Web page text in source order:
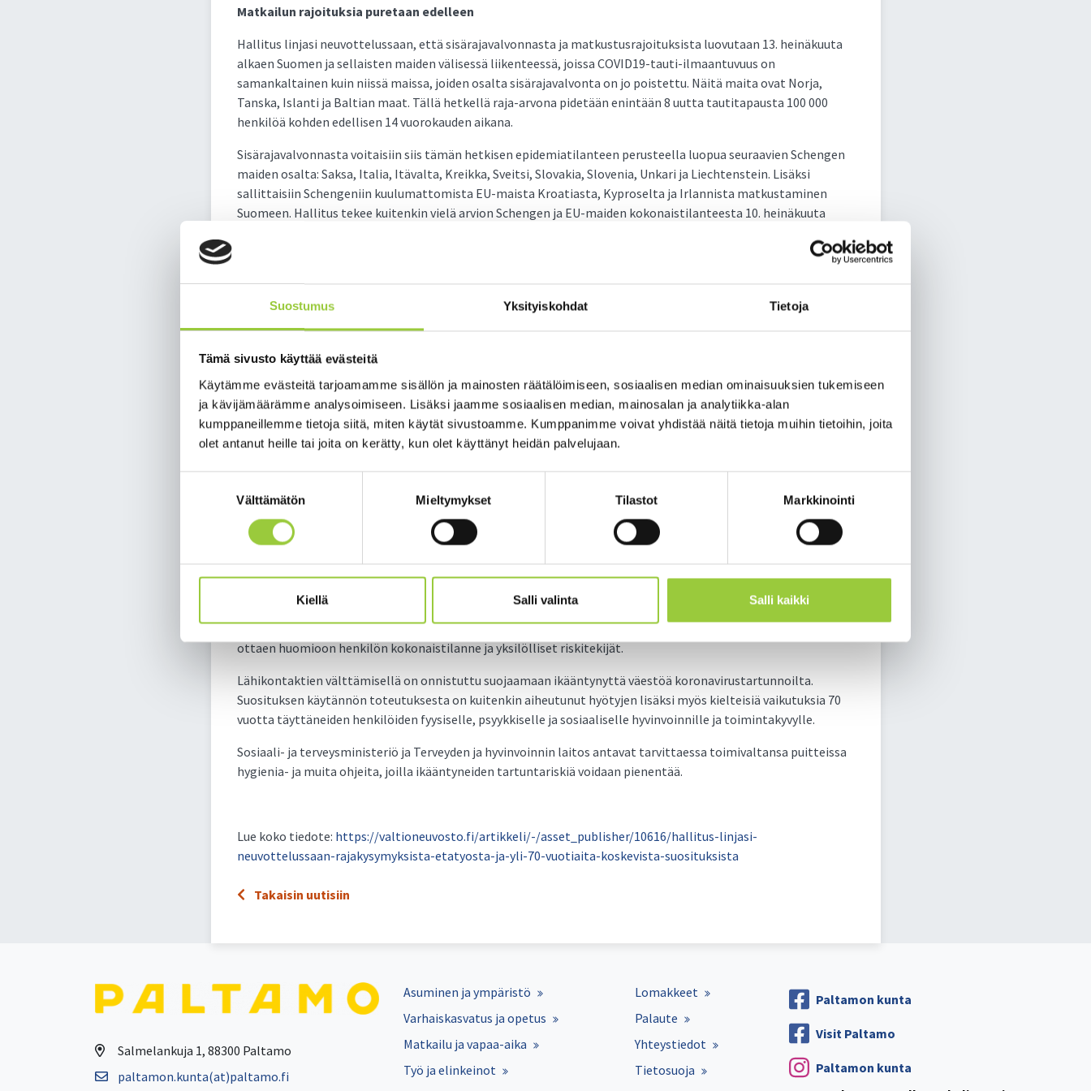
Suostumus Yksityiskohdat Tietoja
Tämä sivusto käyttää evästeitä
Käytämme evästeitä tarjoamamme sisällön ja mainosten räätälöimiseen, sosiaalisen median ominaisuuksien tukemiseen
ja kävijämäärämme analysoimiseen. Lisäksi jaamme sosiaalisen median, mainosalan ja analytiikka-alan
kumppaneillemme tietoja siitä, miten käytät sivustoamme. Kumppanimme voivat yhdistää näitä tietoja muihin tietoihin, joita
olet antanut heille tai joita on kerätty, kun olet käyttänyt heidän palvelujaan.
Välttämätön Mieltymykset Tilastot Markkinointi
Kiellä Salli valinta Salli kaikki
Matkailun rajoituksia puretaan edelleen
Hallitus linjasi neuvottelussaan, että sisärajavalvonnasta ja matkustusrajoituksista luovutaan 13. heinäkuuta
alkaen Suomen ja sellaisten maiden välisessä liikenteessä, joissa COVID19-tauti-ilmaantuvuus on
samankaltainen kuin niissä maissa, joiden osalta sisärajavalvonta on jo poistettu. Näitä maita ovat Norja,
Tanska, Islanti ja Baltian maat. Tällä hetkellä raja-arvona pidetään enintään 8 uutta tautitapausta 100 000
henkilöä kohden edellisen 14 vuorokauden aikana.
Sisärajavalvonnasta voitaisiin siis tämän hetkisen epidemiatilanteen perusteella luopua seuraavien Schengen
maiden osalta: Saksa, Italia, Itävalta, Kreikka, Sveitsi, Slovakia, Slovenia, Unkari ja Liechtenstein. Lisäksi
sallittaisiin Schengeniin kuulumattomista EU-maista Kroatiasta, Kyproselta ja Irlannista matkustaminen
Suomeen. Hallitus tekee kuitenkin vielä arvion Schengen ja EU-maiden kokonaistilanteesta 10. heinäkuuta
Epidemiologiseen arvioon perustuen sisärajavalvonta ja matkustusrajoitukset jatkuisivat edelleen Suomen
sekä Alankomaiden, Belgian, Espanjan, Luxemburgin, Maltan, Portugalin, Puolan, Ranskan, Ruotsin ja Tšekin
tasavallan välillä, huvialusliikennettä lukuun ottamatta.
Jokaisen Suomesta näihin maihin matkustavan pitää kuitenkin itse muistaa tarkistaa, mitkä ovat
maahantulon rajoitukset kohdemaassa. Näillä kohdemailla voi olla voimassa omia rajoituksiaan matkailijoille.
Valtioneuvoston suositus laajalle etätyölle päättyy 1. elokuuta
Hallitus linjasi neuvottelussaan, että suositus laajalle etätyön tekemiselle päättyy 1. elokuuta rauhoittuneen
epidemiatilanteen johdosta. Kesälomakausi heinäkuussa mahdollistaa joustavasti vaiheittaisen siirtymisen
kohti normaaleja työn tekemisen olosuhteita.
Hallitus arvioi asiaa uudestaan, mikäli epidemiatilanne sitä edellyttää. Epidemian uudelleen kiihtymisen
estämiseksi on tarpeellista seurata tarkasti rajoitusten purkamisen vaikutuksia epidemian kehittymiseen.
Suositus yli 70-vuotiaiden fyysisten kontaktien välttämisestä puretaan
Valtioneuvosto ei enää anna tiettyyn ikärajaan perustuvaa suositusta fyysisten kontaktien välttämisestä.
Lähikontakteissa on kuitenkin hyvä noudattaa edelleen pidättyvää linjaa yksilöllistä harkintaa käyttäen,
ottaen huomioon henkilön kokonaistilanne ja yksilölliset riskitekijät.
Lähikontaktien välttämisellä on onnistuttu suojaamaan ikääntynyttä väestöä koronavirustartunnoilta.
Suosituksen käytännön toteutuksesta on kuitenkin aiheutunut hyötyjen lisäksi myös kielteisiä vaikutuksia 70
vuotta täyttäneiden henkilöiden fyysiselle, psyykkiselle ja sosiaaliselle hyvinvoinnille ja toimintakyvylle.
Sosiaali- ja terveysministeriö ja Terveyden ja hyvinvoinnin laitos antavat tarvittaessa toimivaltansa puitteissa
hygienia- ja muita ohjeita, joilla ikääntyneiden tartuntariskiä voidaan pienentää.
Lue koko tiedote: https://valtioneuvosto.fi/artikkeli/-/asset_publisher/10616/hallitus-linjasi-
neuvottelussaan-rajakysymyksista-etatyosta-ja-yli-70-vuotiaita-koskevista-suosituksista
Takaisin uutisiin
Salmelankuja 1, 88300 Paltamo
paltamon.kunta(at)paltamo.fi
Asuminen ja ympäristö
Varhaiskasvatus ja opetus
Matkailu ja vapaa-aika
Työ ja elinkeinot
Lomakkeet
Palaute
Yhteystiedot
Tietosuoja
Paltamon kunta
Visit Paltamo
Paltamon kunta